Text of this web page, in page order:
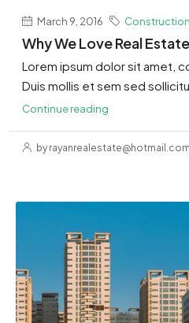
March 9, 2016 Construction
Why We Love Real Estate
Lorem ipsum dolor sit amet,
Duis mollis et sem sed
Continue reading
by rayanrealestate@hotmail.com